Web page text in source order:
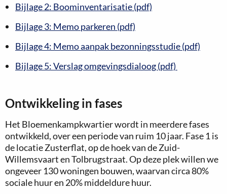
Bijlage 2: Boominventarisatie (pdf)
Bijlage 3: Memo parkeren (pdf)
Bijlage 4: Memo aanpak bezonningsstudie (pdf)
Bijlage 5: Verslag omgevingsdialoog (pdf)
Ontwikkeling in fases
Het Bloemenkampkwartier wordt in meerdere fases
ontwikkeld, over een periode van ruim 10 jaar. Fase 1 is
de locatie Zusterflat, op de hoek van de Zuid-
Willemsvaart en Tolbrugstraat. Op deze plek willen we
ongeveer 130 woningen bouwen, waarvan circa 80%
sociale huur en 20% middeldure huur.